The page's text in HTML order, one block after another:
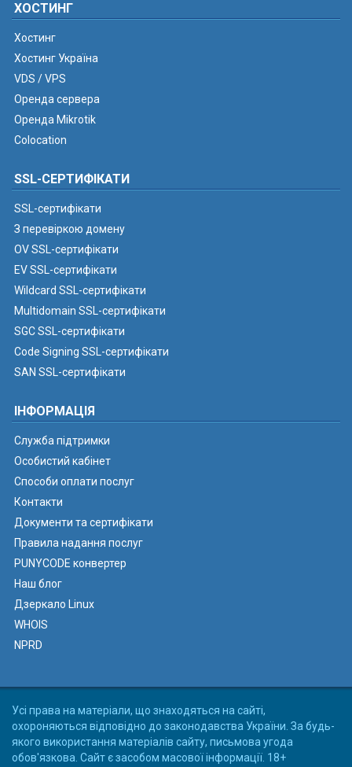
ХОСТИНГ
Хостинг
Хостинг Україна
VDS / VPS
Оренда сервера
Оренда Mikrotik
Colocation
SSL-СЕРТИФІКАТИ
SSL-сертифікати
З перевіркою домену
OV SSL-сертифікати
EV SSL-сертифікати
Wildcard SSL-сертифікати
Multidomain SSL-сертифікати
SGC SSL-сертифікати
Code Signing SSL-сертифікати
SAN SSL-сертифікати
ІНФОРМАЦІЯ
Служба підтримки
Особистий кабінет
Способи оплати послуг
Контакти
Документи та сертифікати
Правила надання послуг
PUNYCODE конвертер
Наш блог
Дзеркало Linux
WHOIS
NPRD
Усі права на матеріали, що знаходяться на сайті,
охороняються відповідно до законодавства України. За будь-
якого використання матеріалів сайту, письмова угода
обов'язкова. Сайт є засобом масової інформації. 18+